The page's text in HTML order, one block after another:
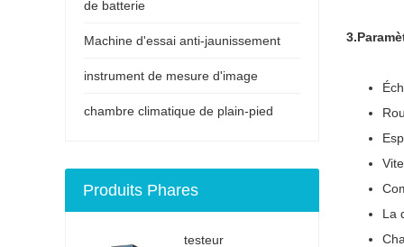
La
de batterie
Machine d'essai anti-jaunissement
instrument de mesure d'image
chambre climatique de plain-pied
Produits Phares
testeur